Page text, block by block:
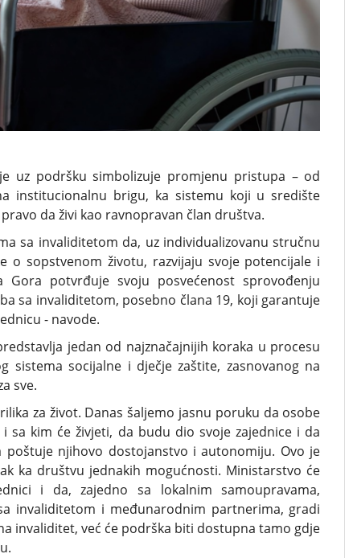
uz podršku simbolizuje promjenu pristupa – od
institucionalnu brigu, ka sistemu koji u središte
da živi kao ravnopravan član društva.
sa invaliditetom da, uz individualizovanu stručnu
o sopstvenom životu, razvijaju svoje potencijale i
potvrđuje svoju posvećenost sprovođenju
sa invaliditetom, posebno člana 19, koji garantuje
- navode.
jedan od najznačajnijih koraka u procesu
sistema socijalne i dječje zaštite, zasnovanog na
sve.
za život. Danas šaljemo jasnu poruku da osobe
kim će živjeti, da budu dio svoje zajednice i da
njihovo dostojanstvo i autonomiju. Ovo je
ka društvu jednakih mogućnosti. Ministarstvo će
i da, zajedno sa lokalnim samoupravama,
invaliditetom i međunarodnim partnerima, gradi
invaliditet, već će podrška biti dostupna tamo gdje